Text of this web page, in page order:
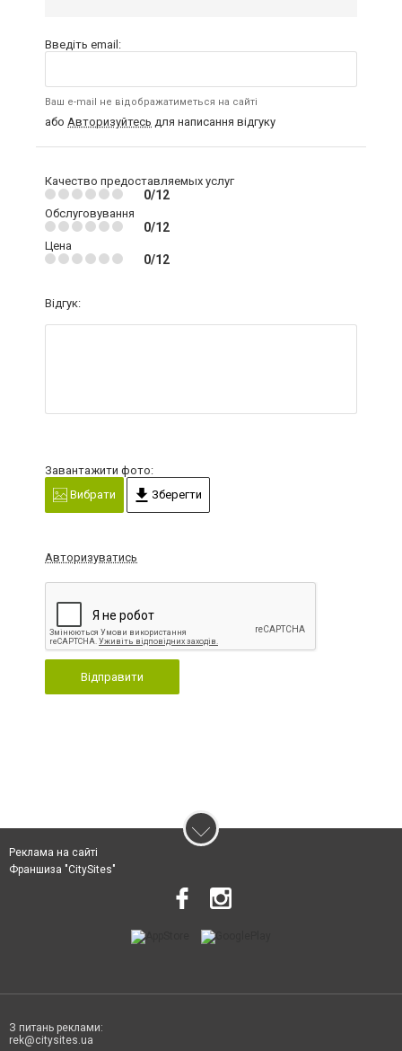
Введіть email:
Ваш e-mail не відображатиметься на сайті
або Авторизуйтесь для написання відгуку
Качество предоставляемых услуг
0/12
Обслуговування
0/12
Цена
0/12
Відгук:
Завантажити фото:
Вибрати
Зберегти
Авторизуватись
Відправити
Реклама на сайті
Франшиза "CitySites"
З питань реклами:
rek@citysites.ua